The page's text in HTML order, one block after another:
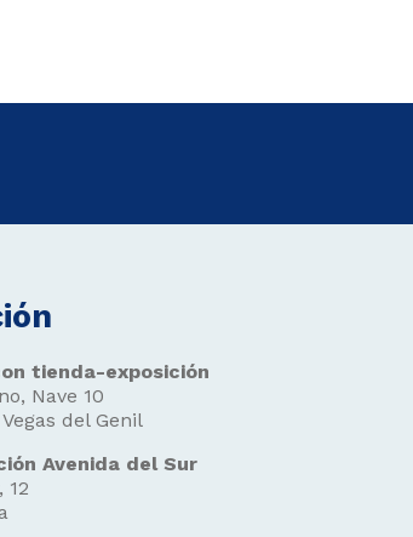
tienda-exposición
Nave 10
del Genil
Avenida del Sur
12